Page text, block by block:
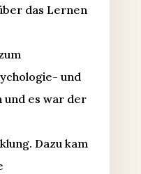
das Lernen
und
und es war der
Dazu kam